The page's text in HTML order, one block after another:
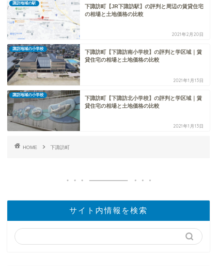
諏訪地域の駅
下諏訪町【JR下諏訪駅】の評判と周辺の賃貸住宅
の相場と土地価格の比較
2021年2月20日
諏訪地域の小学校
下諏訪町【下諏訪南小学校】の評判と学区域｜賃
貸住宅の相場と土地価格の比較
2021年1月13日
諏訪地域の小学校
下諏訪町【下諏訪北小学校】の評判と学区域｜賃
貸住宅の相場と土地価格の比較
2021年1月13日
HOME 下諏訪町
サイト内情報を検索